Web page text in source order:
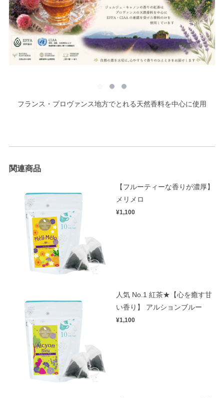
フランス・プロヴァンス地方でとれる天然香料を中心に使用
関連商品
【フルーティーな香りが濃厚】
メリメロ
¥1,100
人気 No.1 紅茶★【心を癒す甘
い香り】 アルションブルー
¥1,100